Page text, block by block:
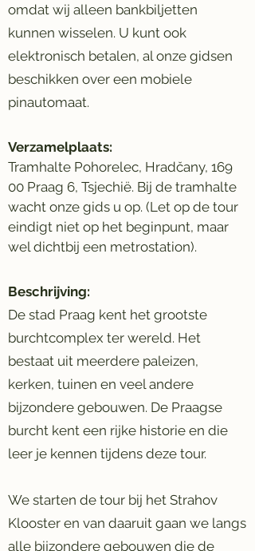
omdat wij alleen bankbiljetten
kunnen wisselen. U kunt ook
elektronisch betalen, al onze gidsen
beschikken over een mobiele
pinautomaat.
Verzamelplaats:
Tramhalte Pohorelec, Hradčany, 169
00 Praag 6, Tsjechië. Bij de tramhalte
wacht onze gids u op. (Let op de tour
eindigt niet op het beginpunt, maar
wel dichtbij een metrostation).
Beschrijving:
De stad Praag kent het grootste
burchtcomplex ter wereld. Het
bestaat uit meerdere paleizen,
kerken, tuinen en veel andere
bijzondere gebouwen. De Praagse
burcht kent een rijke historie en die
leer je kennen tijdens deze tour.
We starten de tour bij het Strahov
Klooster en van daaruit gaan we langs
alle bijzondere gebouwen die de